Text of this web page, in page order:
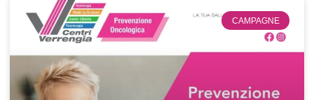
CAMPAGNE